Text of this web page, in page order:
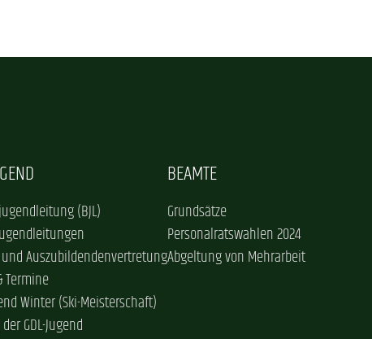
(BJL)
Auszubildendenvertretung
Termine
Winter (Ski-Meisterschaft)
GDL-Jugend
BEAMTE
Grundsätze
Personalratswahlen 2024
Abgeltung von Mehrarbeit